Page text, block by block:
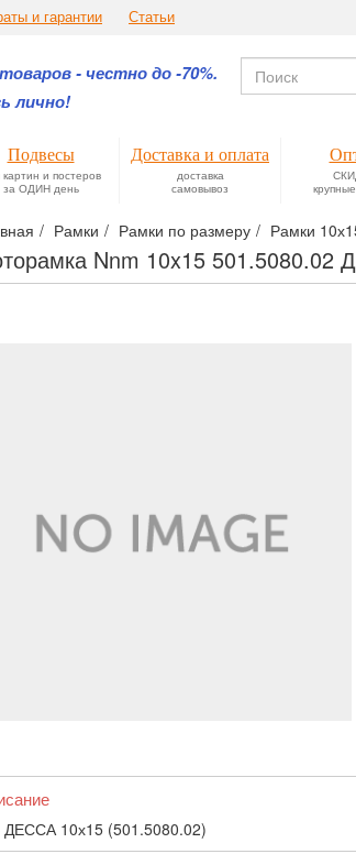
и гарантии Статьи
- честно до -70%.
лично!
Подвесы
и постеров
за ОДИН день
Доставка и оплата
доставка
самовывоз
Рамки Рамки по размеру Рамки
Nnm 10x15 501.5080.02
10х15 (501.5080.02)